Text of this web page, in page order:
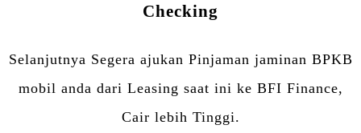
Checking
Selanjutnya Segera ajukan Pinjaman jaminan BPKB
mobil anda dari Leasing saat ini ke BFI Finance,
Cair lebih Tinggi.